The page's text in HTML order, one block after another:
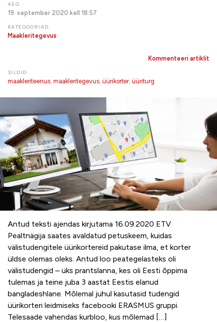
AEG:
19. september 2020 kell 18:57
KATEGOORIAD:
Maakleritegevus
Kommenteeri artiklit
SILDID:
maakleriteenus, maakleritegevus, üürikorter, üüriturg
Antud teksti ajendas kirjutama 16.09.2020 ETV
Pealtnägija saates avaldatud petuskeem, kuidas
välistudengitele üürikortereid pakutase ilma, et korter
üldse olemas oleks. Antud loo peategelasteks oli
välistudengid – üks prantslanna, kes oli Eesti õppima
tulemas ja teine juba 3 aastat Eestis elanud
bangladeshlane. Mõlemal juhul kasutasid tudengid
üürikorteri leidmiseks facebooki ERASMUS gruppi.
Telesaade vahendas kurbloo, kus mõlemad […]